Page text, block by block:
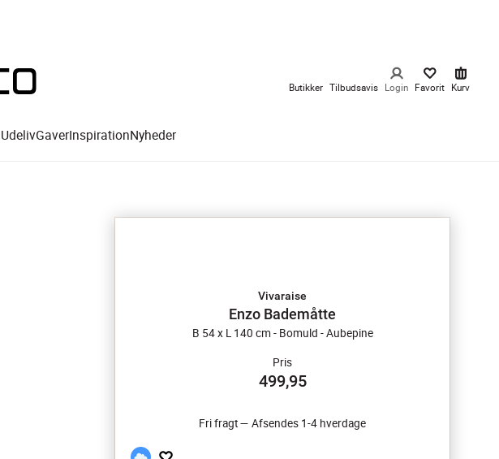
Butikker Tilbudsavis Login Favorit Kurv
UdelivGaverInspirationNyheder
Vivaraise
Enzo Bademåtte
B 54 x L 140 cm - Bomuld - Aubepine
Pris
499,95
Fri fragt — Afsendes 1-4 hverdage